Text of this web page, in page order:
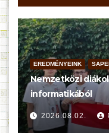
EREDMÉNYEINK
Nemzetközi
informatikából
2026.08.02.